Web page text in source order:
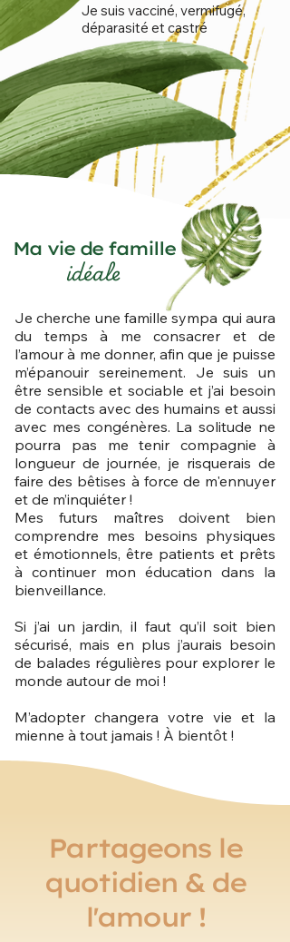
Je suis vacciné, vermifugé,
déparasité et castré
Ma vie de famille
idéale
Je cherche une famille sympa qui aura
du temps à me consacrer et de
l’amour à me donner, afin que je puisse
m’épanouir sereinement. Je suis un
être sensible et sociable et j’ai besoin
de contacts avec des humains et aussi
avec mes congénères. La solitude ne
pourra pas me tenir compagnie à
longueur de journée, je risquerais de
faire des bêtises à force de m'ennuyer
et de m’inquiéter !
Mes futurs maîtres doivent bien
comprendre mes besoins physiques
et émotionnels, être patients et prêts
à continuer mon éducation dans la
bienveillance.
Si j’ai un jardin, il faut qu’il soit bien
sécurisé, mais en plus j’aurais besoin
de balades régulières pour explorer le
monde autour de moi !
M’adopter changera votre vie et la
mienne à tout jamais ! À bientôt !
Partageons le
quotidien & de
l'amour !